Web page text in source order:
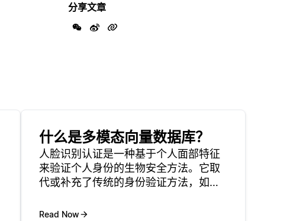
分享文章
什么是多模态向量数据库？
人脸识别认证是一种基于个人面部特征
来验证个人身份的生物安全方法。它取
代或补充了传统的身份验证方法，如密
相机捕获用户的面部。系统检测并对齐
Read Now